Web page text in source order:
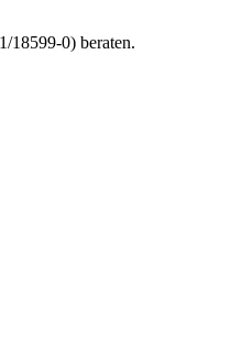
18599-0) beraten.